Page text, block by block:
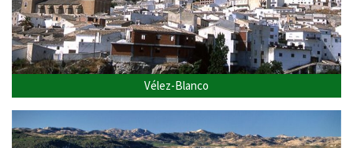
Vélez-Blanco